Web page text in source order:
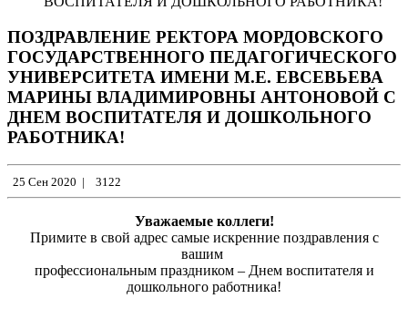
ПОЗДРАВЛЕНИЕ РЕКТОРА МОРДОВСКОГО
ГОСУДАРСТВЕННОГО ПЕДАГОГИЧЕСКОГО
УНИВЕРСИТЕТА ИМЕНИ М.Е. ЕВСЕВЬЕВА
МАРИНЫ ВЛАДИМИРОВНЫ АНТОНОВОЙ С
ДНЕМ ВОСПИТАТЕЛЯ И ДОШКОЛЬНОГО
РАБОТНИКА!
25 Сен 2020 | 3122
Уважаемые коллеги!
Примите в свой адрес самые искренние поздравления с
вашим
профессиональным праздником – Днем воспитателя и
дошкольного работника!